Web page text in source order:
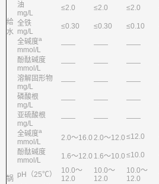
给
水
油
mg/L
≤2.0 ≤2.0 ≤2.0
全铁
mg/L
≤0.30 ≤0.30 ≤0.10
全碱度a
mmol/L
—— —— ——
酚酞碱度
mmol/L
—— —— ——
溶解固形物
mg/L
—— —— ——
磷酸根
mg/L
—— —— ——
亚硫酸根
mg/L
—— —— ——
锅
全碱度a
mmol/L 2.0～16.0 2.0～12.0 ≤12.0
酚酞碱度
mmol/L
1.6～12.0 1.6～10.0 ≤10.0
pH（25℃）
10.0～
12.0
10.0～
12.0
10.0～
12.0